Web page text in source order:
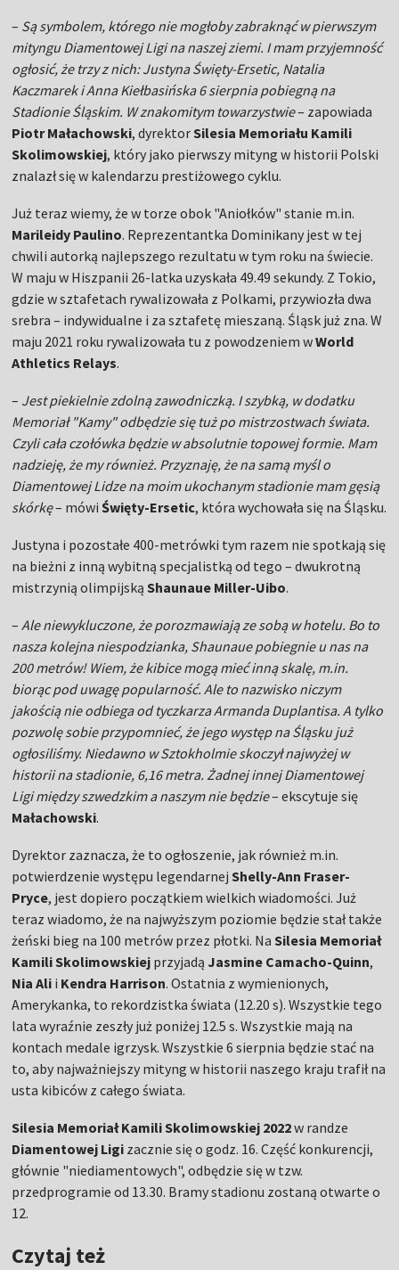
– Są symbolem, którego nie mogłoby zabraknąć w pierwszym
mityngu Diamentowej Ligi na naszej ziemi. I mam przyjemność
ogłosić, że trzy z nich: Justyna Święty-Ersetic, Natalia
Kaczmarek i Anna Kiełbasińska 6 sierpnia pobiegną na
Stadionie Śląskim. W znakomitym towarzystwie– zapowiada
Piotr Małachowski, dyrektorSilesia Memoriału Kamili
Skolimowskiej, który jako pierwszy mityng w historii Polski
znalazł się w kalendarzu prestiżowego cyklu.
Już teraz wiemy, że w torze obok "Aniołków" stanie m.in.
Marileidy Paulino. Reprezentantka Dominikany jest w tej
chwili autorką najlepszego rezultatu w tym roku na świecie.
W maju w Hiszpanii 26-latka uzyskała 49.49 sekundy. Z Tokio,
gdzie w sztafetach rywalizowała z Polkami, przywiozła dwa
srebra – indywidualne i za sztafetę mieszaną. Śląsk już zna. W
maju 2021 roku rywalizowała tu z powodzeniem wWorld
Athletics Relays.
– Jest piekielnie zdolną zawodniczką. I szybką, w dodatku
Memoriał "Kamy" odbędzie się tuż po mistrzostwach świata.
Czyli cała czołówka będzie w absolutnie topowej formie. Mam
nadzieję, że my również. Przyznaję, że na samą myśl o
Diamentowej Lidze na moim ukochanym stadionie mam gęsią
skórkę– mówiŚwięty-Ersetic, która wychowała się na Śląsku.
Justyna i pozostałe 400-metrówki tym razem nie spotkają się
na bieżni z inną wybitną specjalistką od tego – dwukrotną
mistrzynią olimpijskąShaunaue Miller-Uibo.
– Ale niewykluczone, że porozmawiają ze sobą w hotelu. Bo to
nasza kolejna niespodzianka, Shaunaue pobiegnie u nas na
200 metrów! Wiem, że kibice mogą mieć inną skalę, m.in.
biorąc pod uwagę popularność. Ale to nazwisko niczym
jakością nie odbiega od tyczkarza Armanda Duplantisa. A tylko
pozwolę sobie przypomnieć, że jego występ na Śląsku już
ogłosiliśmy. Niedawno w Sztokholmie skoczył najwyżej w
historii na stadionie, 6,16 metra. Żadnej innej Diamentowej
Ligi między szwedzkim a naszym nie będzie– ekscytuje się
Małachowski.
Dyrektor zaznacza, że to ogłoszenie, jak również m.in.
potwierdzenie występu legendarnejShelly-Ann Fraser-
Pryce, jest dopiero początkiem wielkich wiadomości. Już
teraz wiadomo, że na najwyższym poziomie będzie stał także
żeński bieg na 100 metrów przez płotki. NaSilesia Memoriał
Kamili Skolimowskiej przyjadą Jasmine Camacho-Quinn,
Nia Ali i Kendra Harrison. Ostatnia z wymienionych,
Amerykanka, to rekordzistka świata (12.20 s). Wszystkie tego
lata wyraźnie zeszły już poniżej 12.5 s. Wszystkie mają na
kontach medale igrzysk. Wszystkie 6 sierpnia będzie stać na
to, aby najważniejszy mityng w historii naszego kraju trafił na
usta kibiców z całego świata.
Silesia Memoriał Kamili Skolimowskiej 2022w randze
Diamentowej Ligi zacznie się o godz. 16. Część konkurencji,
głównie "niediamentowych", odbędzie się w tzw.
przedprogramie od 13.30. Bramy stadionu zostaną otwarte o
12.
Czytaj też